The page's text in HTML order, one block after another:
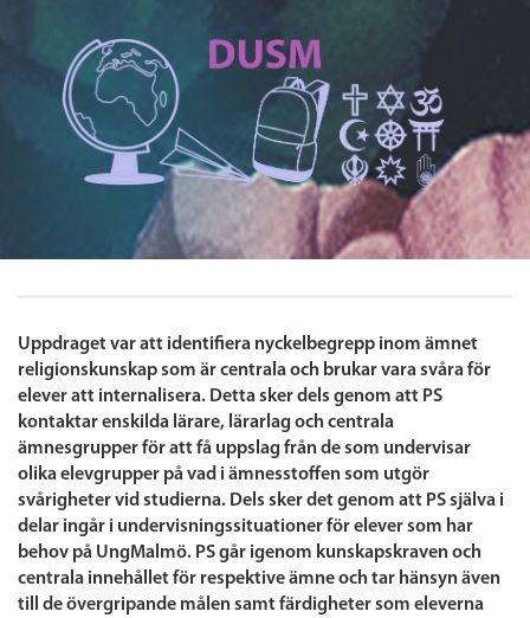
Uppdraget var att identifiera nyckelbegrepp inom ämnet
religionskunskap som är centrala och brukar vara svåra för
elever att internalisera. Detta sker dels genom att PS
kontaktar enskilda lärare, lärarlag och centrala
ämnesgrupper för att få uppslag från de som undervisar
olika elevgrupper på vad i ämnesstoffen som utgör
svårigheter vid studierna. Dels sker det genom att PS själva i
delar ingår i undervisningssituationer för elever som har
behov på UngMalmö. PS går igenom kunskapskraven och
centrala innehållet för respektive ämne och tar hänsyn även
till de övergripande målen samt färdigheter som eleverna